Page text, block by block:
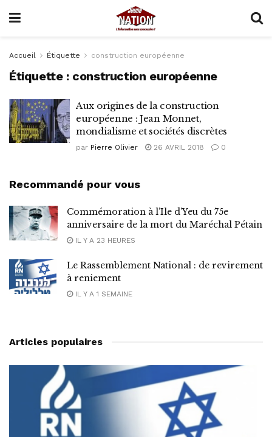
Accueil Étiquette construction européenne
Étiquette : construction européenne
Aux origines de la construction
européenne : Jean Monnet,
mondialisme et sociétés discrètes
par Pierre Olivier 26 AVRIL 2018 0
Recommandé pour vous
Commémoration à l’Ile d’Yeu du 75e
anniversaire de la mort du Maréchal Pétain
IL Y A 23 HEURES
Le Rassemblement National : de revirement
à reniement
IL Y A 1 SEMAINE
Articles populaires